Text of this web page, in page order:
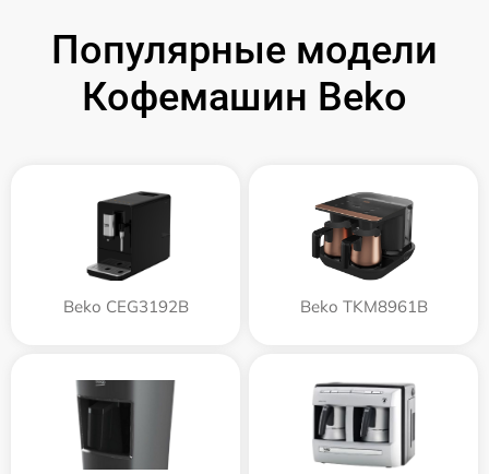
Популярные модели
Кофемашин Beko
Beko CEG3192B Beko TKM8961B